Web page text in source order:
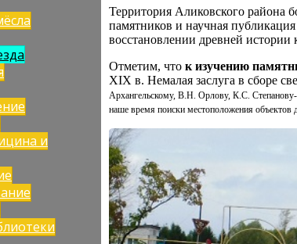
и
Территория Аликовского района
памятников и научная
восстановлении древней истории
Отметим, чток изучению
XIX в. Немалая заслуга в сборе
Архангельскому, В.Н. Орлову, К.С.
наше время поиски местоположения